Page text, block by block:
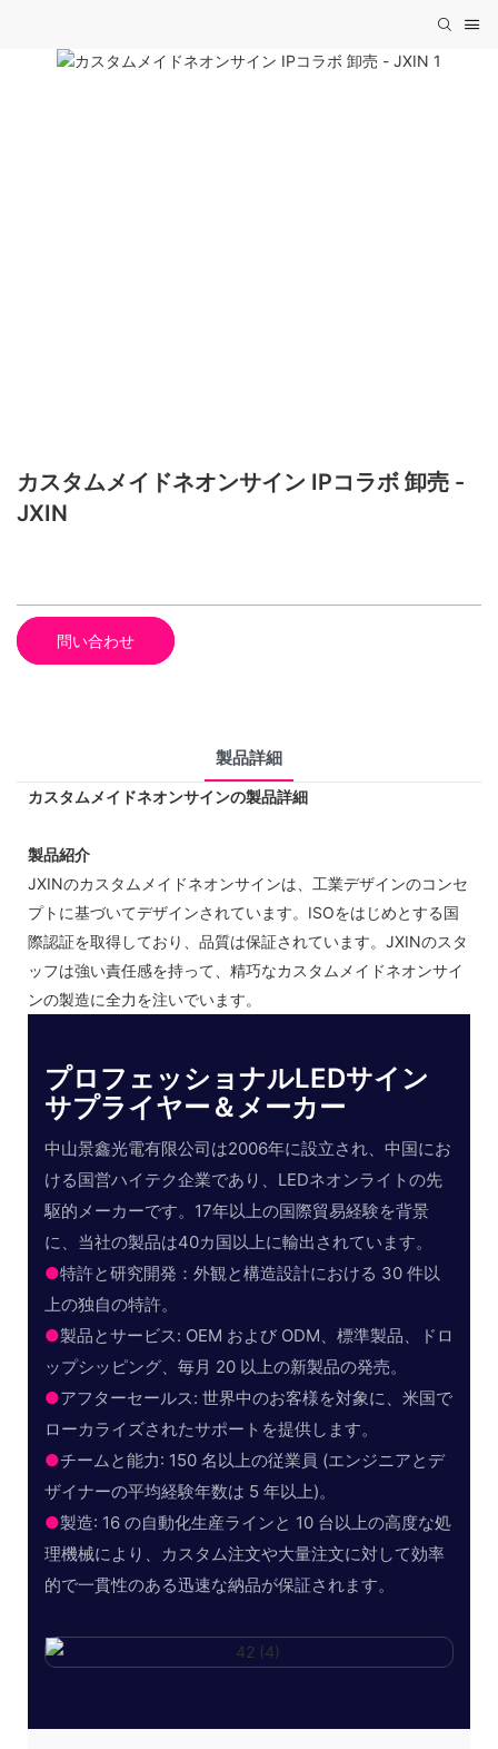
カスタムメイドネオンサイン IPコラボ 卸売 -
JXIN
問い合わせ
製品詳細
カスタムメイドネオンサインの製品詳細
製品紹介
JXINのカスタムメイドネオンサインは、工業デザインのコンセ
プトに基づいてデザインされています。ISOをはじめとする国
際認証を取得しており、品質は保証されています。JXINのスタ
ッフは強い責任感を持って、精巧なカスタムメイドネオンサイ
ンの製造に全力を注いでいます。
プロフェッショナルLEDサイン
サプライヤー＆メーカー
中山景鑫光電有限公司は2006年に設立され、中国にお
ける国営ハイテク企業であり、LEDネオンライトの先
駆的メーカーです。17年以上の国際貿易経験を背景
に、当社の製品は40カ国以上に輸出されています。
●特許と研究開発：外観と構造設計における 30 件以
上の独自の特許。
●製品とサービス: OEM および ODM、標準製品、ドロ
ップシッピング、毎月 20 以上の新製品の発売。
●アフターセールス: 世界中のお客様を対象に、米国で
ローカライズされたサポートを提供します。
●チームと能力: 150 名以上の従業員 (エンジニアとデ
ザイナーの平均経験年数は 5 年以上)。
●製造: 16 の自動化生産ラインと 10 台以上の高度な処
理機械により、カスタム注文や大量注文に対して効率
的で一貫性のある迅速な納品が保証されます。